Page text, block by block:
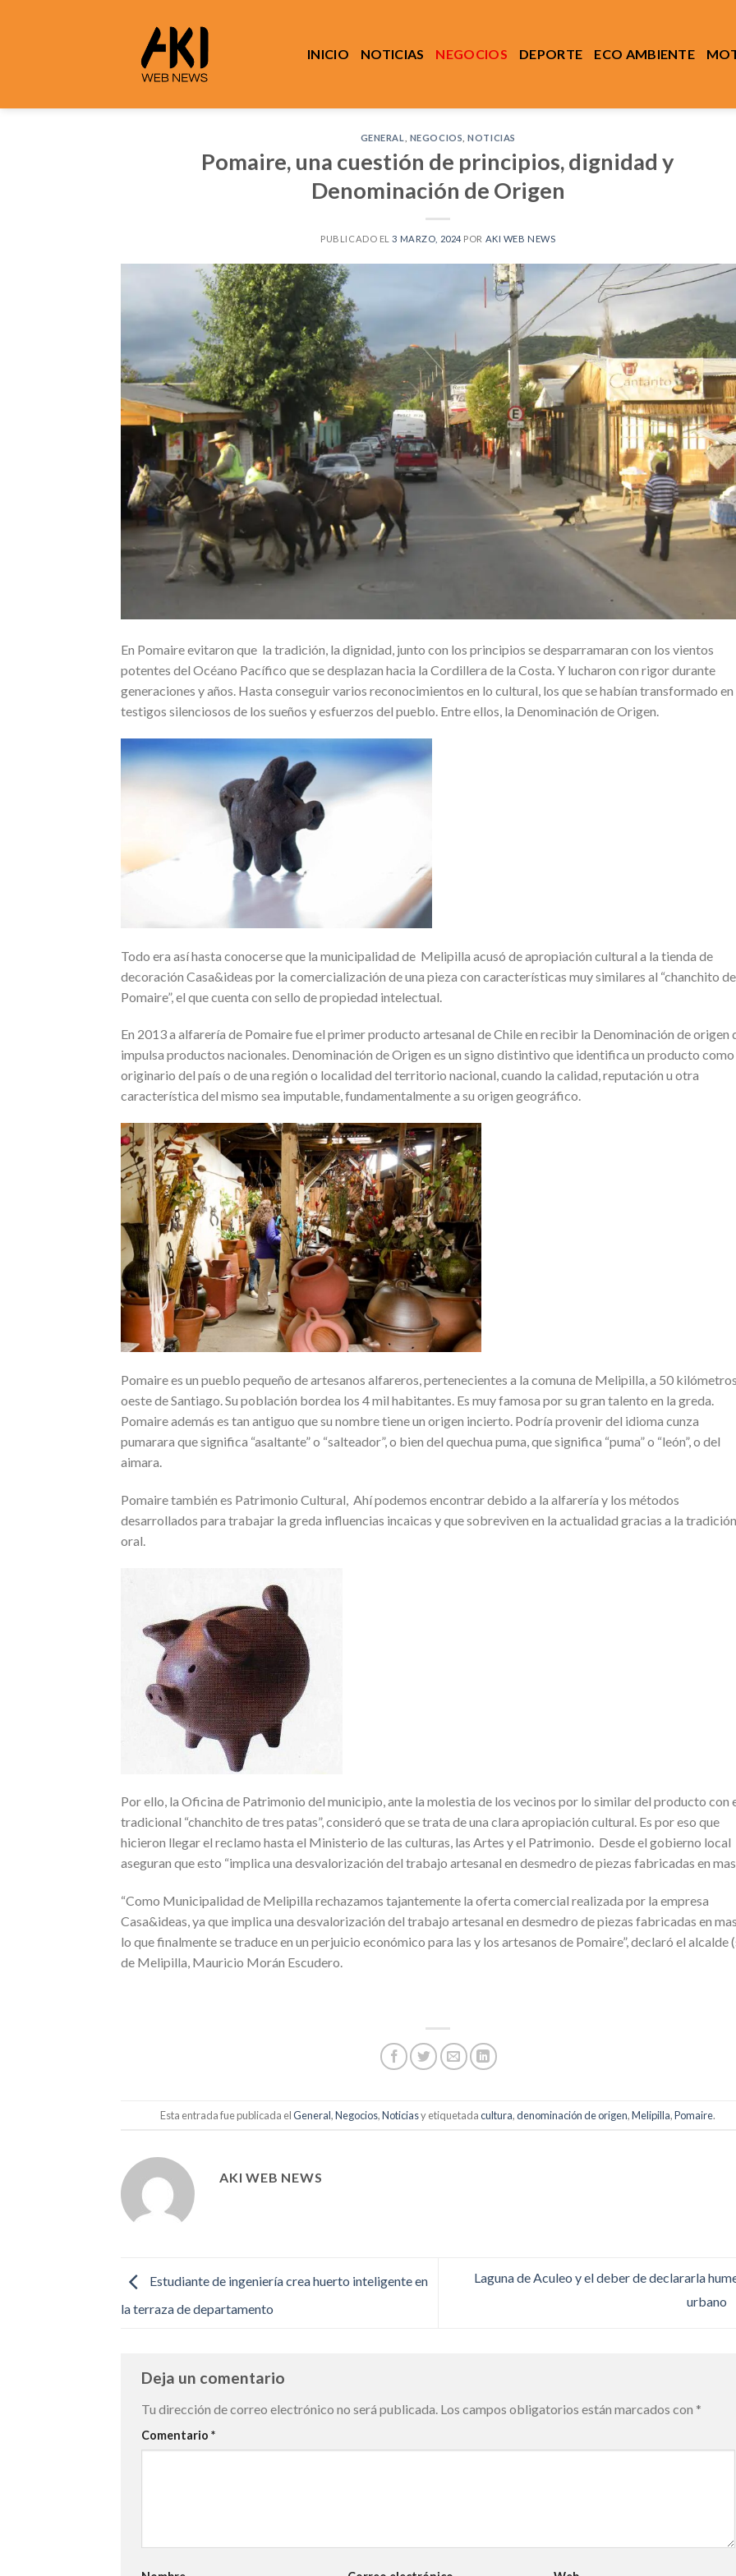
INICIO NOTICIAS NEGOCIOS DEPORTE ECO AMBIENTE
GENERAL NEGOCIOS ,NOTICIAS
Pomaire, una cuestión de principios, dignidad y
Denominación de Origen
PUBLICADO EL3 MARZO, 2024 POR AKI WEB NEWS
En Pomaire evitaron que la tradición, la dignidad, junto con los principios se desparramaran con los vientos
potentes del Océano Pacífico que se desplazan hacia la Cordillera de la Costa. Y lucharon con rigor durante
generaciones y años. Hasta conseguir varios reconocimientos en lo cultural, los que se habían transformado en
testigos silenciosos de los sueños y esfuerzos del pueblo. Entre ellos, la Denominación de Origen.
Todo era así hasta conocerse que la municipalidad de Melipilla acusó de apropiación cultural a la tienda de
decoración Casa&ideas por la comercialización de una pieza con características muy similares al “chanchito de
Pomaire”, el que cuenta con sello de propiedad intelectual.
En 2013 a alfarería de Pomaire fue el primer producto artesanal de Chile en recibir la Denominación de origen
impulsa productos nacionales. Denominación de Origen es un signo distintivo que identifica un producto como
originario del país o de una región o localidad del territorio nacional, cuando la calidad, reputación u otra
característica del mismo sea imputable, fundamentalmente a su origen geográfico.
Pomaire es un pueblo pequeño de artesanos alfareros, pertenecientes a la comuna de Melipilla, a 50
oeste de Santiago. Su población bordea los 4 mil habitantes. Es muy famosa por su gran talento en la greda.
Pomaire además es tan antiguo que su nombre tiene un origen incierto. Podría provenir del idioma cunza
pumarara que significa “asaltante” o “salteador”, o bien del quechua puma, que significa “puma” o “león”, o del
aimara.
Pomaire también es Patrimonio Cultural, Ahí podemos encontrar debido a la alfarería y los métodos
desarrollados para trabajar la greda influencias incaicas y que sobreviven en la actualidad gracias a la tradición
oral.
Por ello, la Oficina de Patrimonio del municipio, ante la molestia de los vecinos por lo similar del producto con
tradicional “chanchito de tres patas”, consideró que se trata de una clara apropiación cultural. Es por eso que
hicieron llegar el reclamo hasta el Ministerio de las culturas, las Artes y el Patrimonio. Desde el gobierno local
aseguran que esto “implica una desvalorización del trabajo artesanal en desmedro de piezas fabricadas en
“Como Municipalidad de Melipilla rechazamos tajantemente la oferta comercial realizada por la empresa
Casa&ideas, ya que implica una desvalorización del trabajo artesanal en desmedro de piezas fabricadas en
lo que finalmente se traduce en un perjuicio económico para las y los artesanos de Pomaire”, declaró el alcalde
de Melipilla, Mauricio Morán Escudero.
Esta entrada fue publicada elGeneral,Negocios,Noticiasy etiquetadacultura,denominación de origen,Melipilla,Pomaire.
AKI WEB NEWS
Estudiante de ingeniería crea huerto inteligente en
la terraza de departamento
Laguna de Aculeo y el deber de declararla
urbano
Deja un comentario
Tu dirección de correo electrónico no será publicada. Los campos obligatorios están marcados con *
Comentario *